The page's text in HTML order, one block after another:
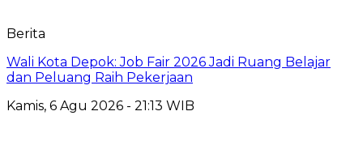
Berita
Wali Kota Depok: Job Fair 2026 Jadi Ruang Belajar
dan Peluang Raih Pekerjaan
Kamis, 6 Agu 2026 - 21:13 WIB